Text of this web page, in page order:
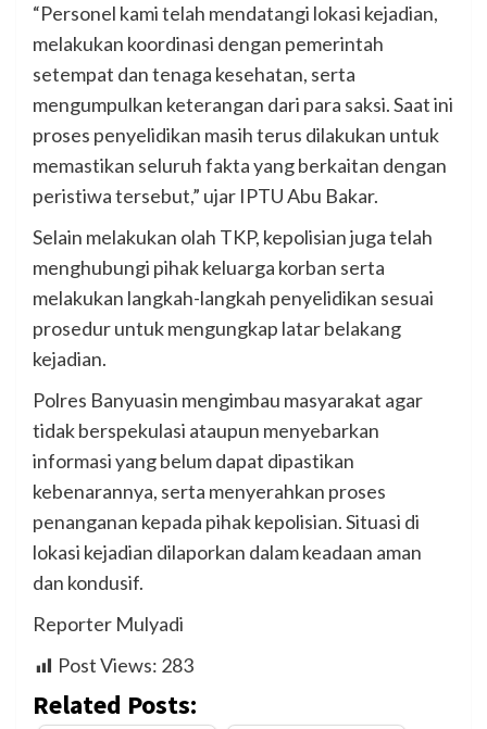
“Personel kami telah mendatangi lokasi kejadian,
melakukan koordinasi dengan pemerintah
setempat dan tenaga kesehatan, serta
mengumpulkan keterangan dari para saksi. Saat ini
proses penyelidikan masih terus dilakukan untuk
memastikan seluruh fakta yang berkaitan dengan
peristiwa tersebut,” ujar IPTU Abu Bakar.
Selain melakukan olah TKP, kepolisian juga telah
menghubungi pihak keluarga korban serta
melakukan langkah-langkah penyelidikan sesuai
prosedur untuk mengungkap latar belakang
kejadian.
Polres Banyuasin mengimbau masyarakat agar
tidak berspekulasi ataupun menyebarkan
informasi yang belum dapat dipastikan
kebenarannya, serta menyerahkan proses
penanganan kepada pihak kepolisian. Situasi di
lokasi kejadian dilaporkan dalam keadaan aman
dan kondusif.
Reporter Mulyadi
Post Views: 283
Related Posts: